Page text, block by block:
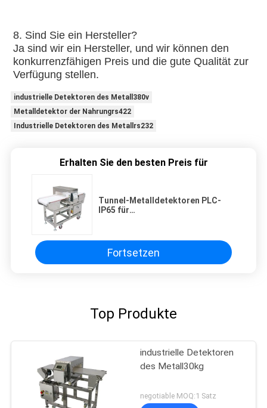
8. Sind Sie ein Hersteller?
Ja sind wir ein Hersteller, und wir können den
konkurrenzfähigen Preis und die gute Qualität zur
Verfügung stellen.
industrielle Detektoren des Metall380v
Metalldetektor der Nahrungrs422
Industrielle Detektoren des Metallrs232
Erhalten Sie den besten Preis für
Tunnel-Metalldetektoren PLC-
IP65 für
Fortsetzen
Top Produkte
industrielle Detektoren
des Metall30kg
negotiable MOQ:1 Satz